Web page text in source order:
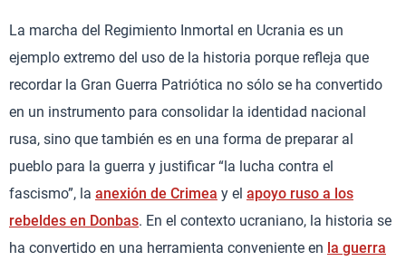
La marcha del Regimiento Inmortal en Ucrania es un
ejemplo extremo del uso de la historia porque refleja que
recordar la Gran Guerra Patriótica no sólo se ha convertido
en un instrumento para consolidar la identidad nacional
rusa, sino que también es en una forma de preparar al
pueblo para la guerra y justificar “la lucha contra el
fascismo”, la anexión de Crimea y el apoyo ruso a los
rebeldes en Donbas. En el contexto ucraniano, la historia se
ha convertido en una herramienta conveniente en la guerra